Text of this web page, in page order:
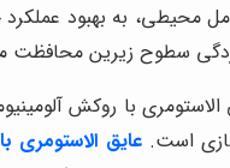
محیطی، به بهبود
سطوح زیرین محافظت
الاستومری با روکش
است.عایق الاستومری